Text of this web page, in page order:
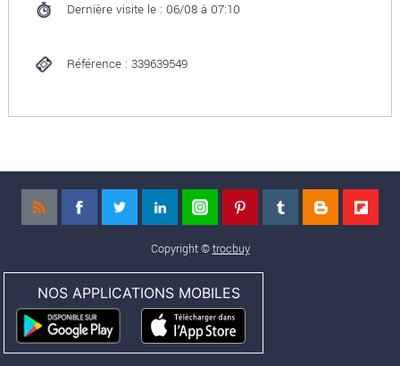
Dernière visite le : 06/08 à 07:10
Référence : 339639549
Copyright ©trocbuy
NOS APPLICATIONS MOBILES